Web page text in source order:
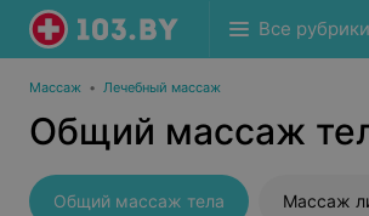
Все рубрики
Массаж • Лечебный массаж
Общий массаж
Общий массаж тела Массаж